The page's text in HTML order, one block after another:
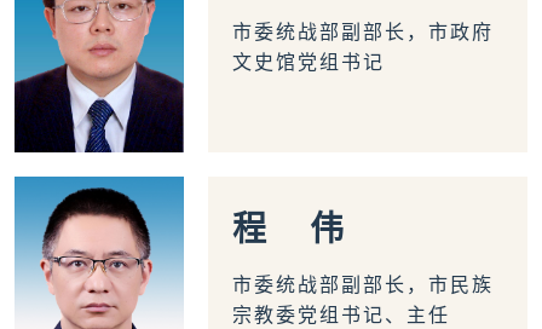
市委统战部副部长，市政府
文史馆党组书记
程 伟
市委统战部副部长，市民族
宗教委党组书记、主任